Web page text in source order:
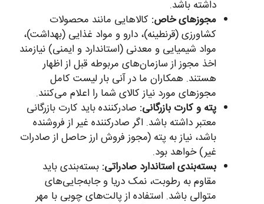
داشته باشد.
مجوزهای خاص: کالاهایی مانند محصولات
کشاورزی (قرنطینه)، دارو و مواد غذایی (بهداشت)،
مواد شیمیایی و معدنی (استاندارد و ایمنی) نیازمند
اخذ مجوز از سازمان‌های مربوطه قبل از اظهار
هستند. همکاران ما در آنی بار لیست کامل
مجوزهای مورد نیاز کالای شما را اعلام می‌کنند.
پته و کارت بازرگانی: صادرکننده باید کارت بازرگانی
معتبر داشته باشد. اگر صادرکننده غیر از فروشنده
باشد، نیاز به پته (مجوز فروش ارز حاصل از صادرات
غیر) خواهد بود.
بسته‌بندی استاندارد صادراتی: بسته‌بندی باید
مقاوم به رطوبت، نمک دریا و جابه‌جایی‌های
متوالی باشد. استفاده از پالت‌های چوبی با مهر